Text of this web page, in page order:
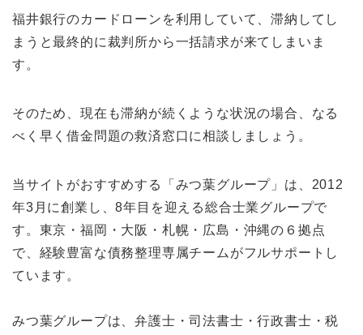
福井銀行のカードローンを利用していて、滞納してし
まうと最終的に裁判所から一括請求が来てしまいま
す。
そのため、現在も滞納が続くような状況の場合、なる
べく早く借金問題の救済窓口に相談しましょう。
当サイトがおすすめする「みつ葉グループ」は、2012
年3月に創業し、8年目を迎える総合士業グループで
す。東京・福岡・大阪・札幌・広島・沖縄の６拠点
で、経験豊富な債務整理専属チームがフルサポートし
ています。
みつ葉グループは、弁護士・司法書士・行政書士・税